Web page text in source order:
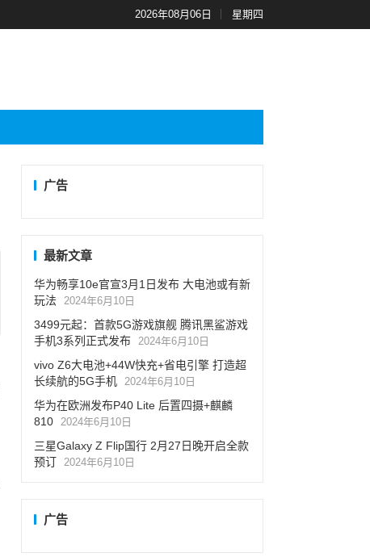
2026年08月06日 星期四
广告
最新文章
华为畅享10e官宣3月1日发布 大电池或有新
玩法 2024年6月10日
3499元起：首款5G游戏旗舰 腾讯黑鲨游戏
手机3系列正式发布 2024年6月10日
vivo Z6大电池+44W快充+省电引擎 打造超
长续航的5G手机 2024年6月10日
华为在欧洲发布P40 Lite 后置四摄+麒麟
810 2024年6月10日
三星Galaxy Z Flip国行 2月27日晚开启全款
预订 2024年6月10日
广告